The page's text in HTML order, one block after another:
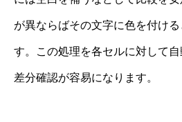
が異ならばその文字に色を付け
す。この処理を各セルに対して
差分確認が容易になります。